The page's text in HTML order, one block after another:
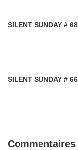
SILENT SUNDAY # 68
SILENT SUNDAY # 66
Commentaires